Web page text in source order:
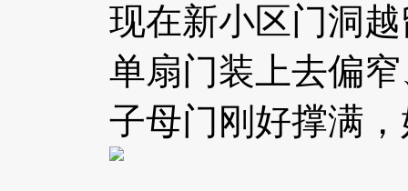
现在新小区门洞
单扇门装上去偏
子母门刚好撑满